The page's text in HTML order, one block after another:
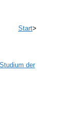
Start>
der